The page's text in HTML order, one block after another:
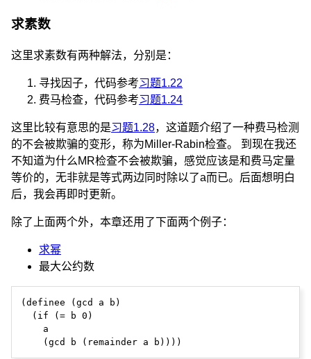
求素数
这里求素数有两种解法，分别是：
寻找因子，代码参考习题1.22
费马检查，代码参考习题1.24
这里比较有意思的是习题1.28，这道题介绍了一种费马检测
的不会被欺骗的变形，称为Miller-Rabin检查。 到现在我还
不知道为什么MR检查不会被欺骗，感觉应该是和费马定量
等价的，无非就是等式两边同时除以了a而已。后面想明白
后，我会再即时更新。
除了上面两个外，本章还用了下面两个例子：
求幂
最大公约数
(definee (gcd a b)
  (if (= b 0)
    a